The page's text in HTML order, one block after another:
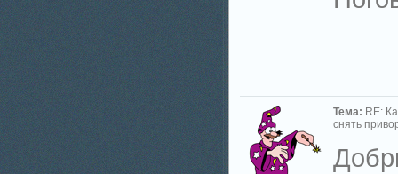
Тема: RE:
снять